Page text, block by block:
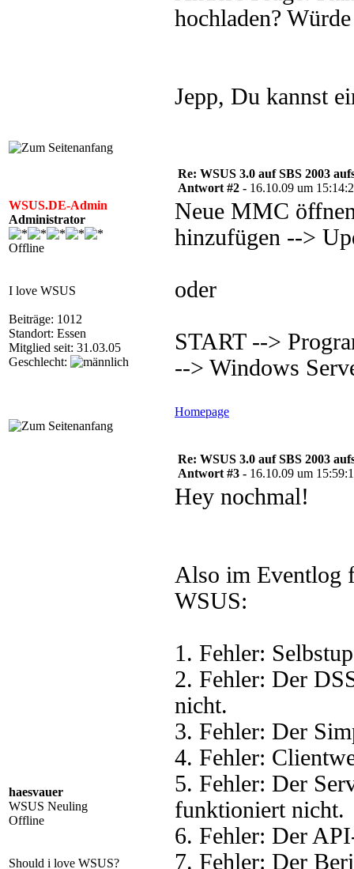
hochladen?
Jepp, Du kannst
WSUS.DE-Admin
Administrator
Offline
I love WSUS
Beiträge: 1012
Standort: Essen
Mitglied seit: 31.03.05
Geschlecht:
Re: WSUS 3.0 auf SBS 2003
Antwort #2 - 16.10.09 um
Neue MMC
hinzufügen -->
oder
START -->
--> Windows
Homepage
haesvauer
WSUS Neuling
Offline
Should i love WSUS?
Re: WSUS 3.0 auf SBS 2003
Antwort #3 - 16.10.09 um
Hey nochmal!
Also im Eventlog
WSUS:
1. Fehler:
2. Fehler: Der
nicht.
3. Fehler: Der
4. Fehler:
5. Fehler: Der
funktioniert nicht.
6. Fehler: Der
7. Fehler: Der